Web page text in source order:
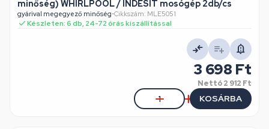
minőség) WHIRLPOOL / INDESIT mosógép 2db/cs
gyárival megegyező minőség•Cikkszám: MLE5051
Készleten: 6 db, 24-72 órás kiszállítással
3 698 Ft
Nettó2 912 Ft
KOSÁRBA